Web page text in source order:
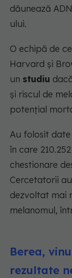
dăunează
ului.
O echipă de
Harvard și
un studiu
și riscul de
potențial
Au folosit
în care
chestionare
Cercetatorii
dezvoltat mai
melanomul,
Berea,
rezultate